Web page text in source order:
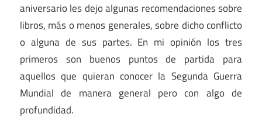
aniversario les dejo algunas recomendaciones sobre
libros, más o menos generales, sobre dicho conflicto
o alguna de sus partes. En mi opinión los tres
primeros son buenos puntos de partida para
aquellos que quieran conocer la Segunda Guerra
Mundial de manera general pero con algo de
profundidad.